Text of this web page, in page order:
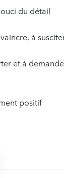
du détail
à
et à
positif